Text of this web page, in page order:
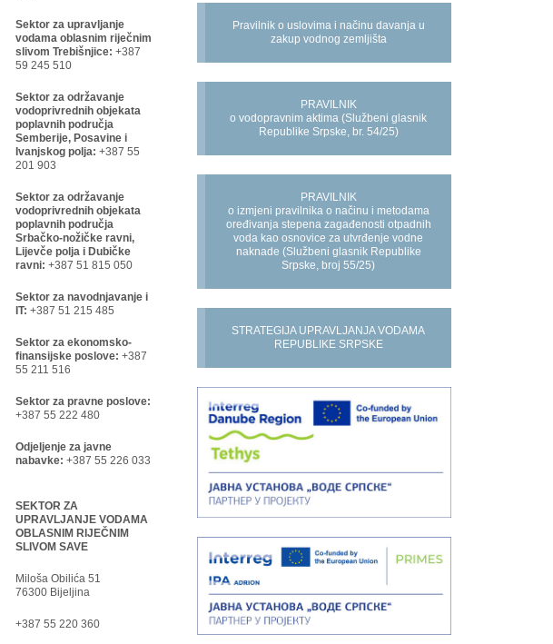
Pravilnik o uslovima i načinu davanja u
zakup vodnog zemljišta
PRAVILNIK
o vodopravnim aktima (Službeni glasnik
Republike Srpske, br. 54/25)
PRAVILNIK
o izmjeni pravilnika o načinu i metodama
oređivanja stepena zagađenosti otpadnih
voda kao osnovice za utvrđenje vodne
naknade (Službeni glasnik Republike
Srpske, broj 55/25)
STRATEGIJA UPRAVLJANJA VODAMA
REPUBLIKE SRPSKE
Sektor za upravljanje
vodama oblasnim riječnim
slivom Trebišnjice: +387
59 245 510
Sektor za održavanje
vodoprivrednih objekata
poplavnih područja
Semberije, Posavine i
Ivanjskog polja: +387 55
201 903
Sektor za održavanje
vodoprivrednih objekata
poplavnih područja
Srbačko-nožičke ravni,
Lijevče polja i Dubičke
ravni: +387 51 815 050
Sektor za navodnjavanje i
IT: +387 51 215 485
Sektor za ekonomsko-
finansijske poslove: +387
55 211 516
Sektor za pravne poslove:
+387 55 222 480
Odjeljenje za javne
nabavke: +387 55 226 033
SEKTOR ZA
UPRAVLJANJE VODAMA
OBLASNIM RIJEČNIM
SLIVOM SAVE
Miloša Obilića 51
76300 Bijeljina
+387 55 220 360